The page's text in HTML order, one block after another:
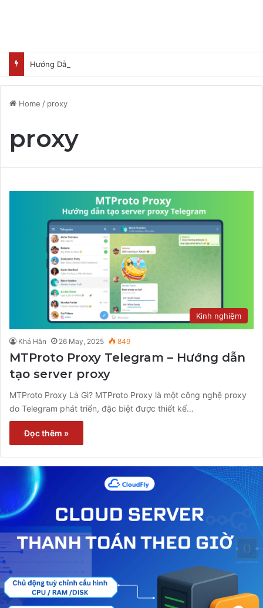
Hướng Dẫn Nhận Lovable Pro 3 Tháng Miễn Phí
Home / proxy
proxy
Kinh nghiệm
Khả Hân 26 May, 2025 849
MTProto Proxy Telegram – Hướng dẫn
tạo server proxy
MTProto Proxy Là Gì? MTProto Proxy là một công nghệ proxy
do Telegram phát triển, đặc biệt được thiết kế…
Đọc thêm »